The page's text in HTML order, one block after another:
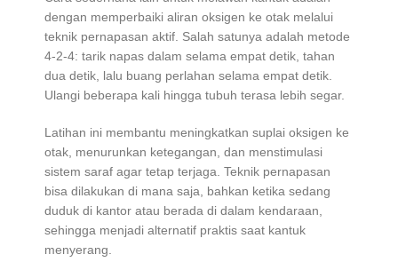
dengan memperbaiki aliran oksigen ke otak melalui
teknik pernapasan aktif. Salah satunya adalah metode
4-2-4: tarik napas dalam selama empat detik, tahan
dua detik, lalu buang perlahan selama empat detik.
Ulangi beberapa kali hingga tubuh terasa lebih segar.
Latihan ini membantu meningkatkan suplai oksigen ke
otak, menurunkan ketegangan, dan menstimulasi
sistem saraf agar tetap terjaga. Teknik pernapasan
bisa dilakukan di mana saja, bahkan ketika sedang
duduk di kantor atau berada di dalam kendaraan,
sehingga menjadi alternatif praktis saat kantuk
menyerang.